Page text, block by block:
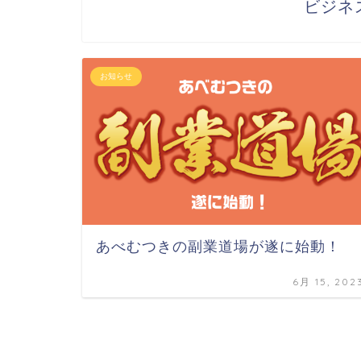
ビジネ
お知らせ
あべむつきの副業道場が遂に始動！
6月 15, 2023